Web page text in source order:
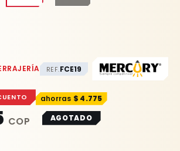
REF.FCE19
$ 4.775
AGOTADO